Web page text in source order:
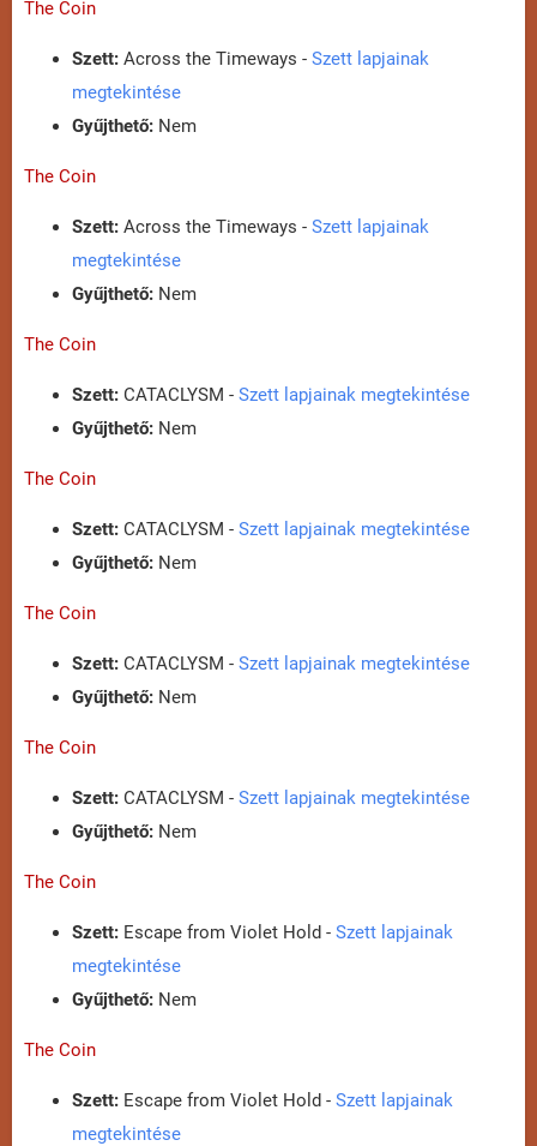
The Coin
Szett: Across the Timeways - Szett lapjainak
megtekintése
Gyűjthető: Nem
The Coin
Szett: Across the Timeways - Szett lapjainak
megtekintése
Gyűjthető: Nem
The Coin
Szett: CATACLYSM - Szett lapjainak megtekintése
Gyűjthető: Nem
The Coin
Szett: CATACLYSM - Szett lapjainak megtekintése
Gyűjthető: Nem
The Coin
Szett: CATACLYSM - Szett lapjainak megtekintése
Gyűjthető: Nem
The Coin
Szett: CATACLYSM - Szett lapjainak megtekintése
Gyűjthető: Nem
The Coin
Szett: Escape from Violet Hold - Szett lapjainak
megtekintése
Gyűjthető: Nem
The Coin
Szett: Escape from Violet Hold - Szett lapjainak
megtekintése